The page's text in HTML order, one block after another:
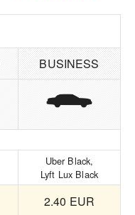
BUSINESS
Uber Black,
Lyft Lux Black
2.40 EUR